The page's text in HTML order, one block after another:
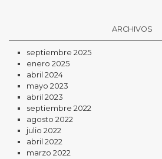
ARCHIVOS
septiembre 2025
enero 2025
abril 2024
mayo 2023
abril 2023
septiembre 2022
agosto 2022
julio 2022
abril 2022
marzo 2022